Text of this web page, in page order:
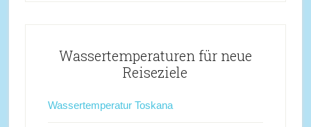
Wassertemperaturen für neue
Reiseziele
Wassertemperatur Toskana